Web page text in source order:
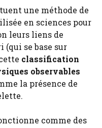
une méthode de
en sciences pour
leurs liens de
se base sur
classification
observables
la présence de
comme des